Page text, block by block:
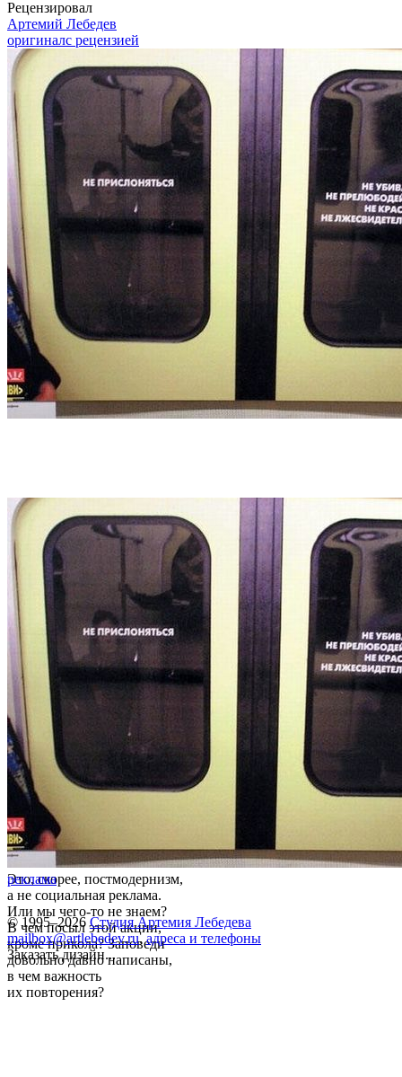
Рецензировал
Артемий Лебедев
оригиналс рецензией
Это, скорее, постмодернизм,
а не социальная реклама.
Или мы чего-то не знаем?
В чем посыл этой акции,
кроме прикола? Заповеди
довольно давно написаны,
в чем важность
их повторения?
реклама
© 1995–2026 Студия Артемия Лебедева
mailbox@artlebedev.ru, адреса и телефоны
Заказать дизайн...